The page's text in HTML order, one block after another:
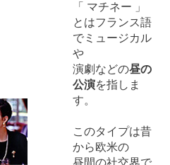
「 マチネー 」
とはフランス語
でミュージカル
や
演劇などの昼の
公演を指しま
す。
このタイプは昔
から欧米の
昼間の社交界で